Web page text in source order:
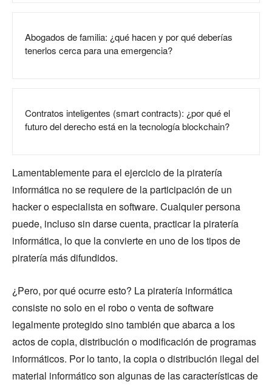
Abogados de familia: ¿qué hacen y por qué deberías
tenerlos cerca para una emergencia?
Contratos inteligentes (smart contracts): ¿por qué el
futuro del derecho está en la tecnología blockchain?
Lamentablemente para el ejercicio de la piratería
informática no se requiere de la participación de un
hacker o especialista en software. Cualquier persona
puede, incluso sin darse cuenta, practicar la piratería
informática, lo que la convierte en uno de los tipos de
piratería más difundidos.
¿Pero, por qué ocurre esto? La piratería informática
consiste no solo en el robo o venta de software
legalmente protegido sino también que abarca a los
actos de copia, distribución o modificación de programas
informáticos. Por lo tanto, la copia o distribución ilegal del
material informático son algunas de las características de